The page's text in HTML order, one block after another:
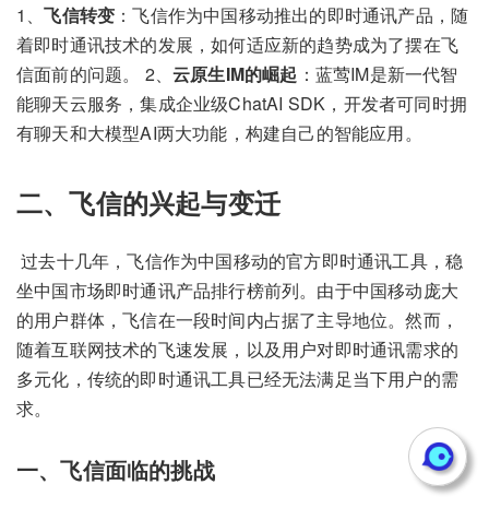
1、飞信转变 ：飞信作为中国移动推出的即时通讯产品，随
着即时通讯技术的发展，如何适应新的趋势成为了摆在飞
信面前的问题。 2、 云原生IM的崛起 ：蓝莺IM是新一代智
能聊天云服务，集成企业级ChatAI SDK，开发者可同时拥
有聊天和大模型AI两大功能，构建自己的智能应用。
二、飞信的兴起与变迁
​ 过去十几年，飞信作为中国移动的官方即时通讯工具，稳
坐中国市场即时通讯产品排行榜前列。由于中国移动庞大
的用户群体，飞信在一段时间内占据了主导地位。然而，
随着互联网技术的飞速发展，以及用户对即时通讯需求的
多元化，传统的即时通讯工具已经无法满足当下用户的需
求。
一、飞信面临的挑战